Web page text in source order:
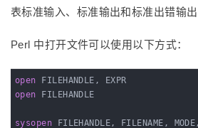
表标准输入、标准输出和标准出错输出
Perl 中打开文件可以使用以下方式：
open
open FILEHANDLE
sysopen